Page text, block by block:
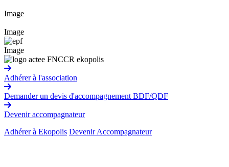
Image
Image
Image
Adhérer à l'association
Demander un devis d'accompagnement BDF/QDF
Devenir accompagnateur
Adhérer à Ekopolis Devenir Accompagnateur